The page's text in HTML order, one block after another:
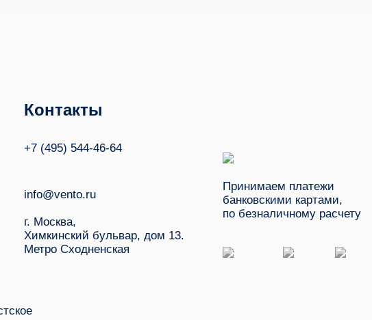
Контакты
+7 (495) 544-46-64
info@vento.ru
г. Москва,
Химкинский бульвар, дом 13.
Метро Сходненская
Принимаем платежи
банковскими картами,
по безналичному расчету